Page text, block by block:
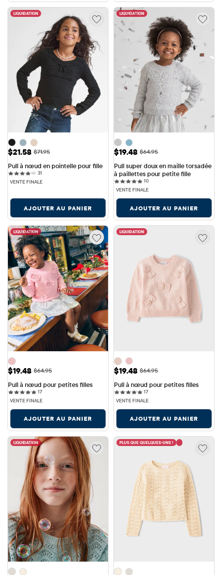
LIQUIDATION
Prix ​​de vente: $21.58
$21.58 Prix ​​d'origine: $71.95
$71.95
Pull à nœud en pointelle pour fille
31
VENTE FINALE
AJOUTER AU PANIER
LIQUIDATION
Prix ​​de vente: $19.48
$19.48 Prix ​​d'origine: $64.95
$64.95
Pull super doux en maille torsadée
à paillettes pour petite fille
1010 reviews
VENTE FINALE
AJOUTER AU PANIER
LIQUIDATION
Prix ​​de vente: $19.48
$19.48 Prix ​​d'origine: $64.95
$64.95
Pull à nœud pour petites filles
1717 reviews
VENTE FINALE
AJOUTER AU PANIER
LIQUIDATION
Prix ​​de vente: $19.48
$19.48 Prix ​​d'origine: $64.95
$64.95
Pull à nœud pour petites filles
1717 reviews
VENTE FINALE
AJOUTER AU PANIER
LIQUIDATION PLUS QUE QUELQUES-UNS !